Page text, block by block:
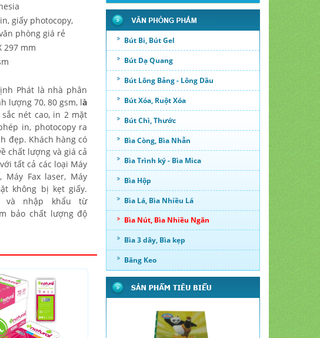
giấy photocopy,
phòng giá rẻ
297 mm
Phát là nhà phân
lượng 70, 80 gsm, là
nét cao, in 2 mặt
in, photocopy ra
đẹp. Khách hàng có
chất lượng và giá cả
tất cả các loại Máy
Fax laser, Máy
không bị kẹt giấy.
và nhập khẩu từ
bảo chất lượng độ
Bút Bi, Bút Gel
Bút Dạ Quang
Bút Lông Bảng - Lông Dầu
Bút Xóa, Ruột Xóa
Bút Chì, Thước
Bìa Còng, Bìa Nhẫn
Bìa Trình ký - Bìa Mica
Bìa Hộp
Bìa Lá, Bìa Nhiều Lá
Bìa Nút, Bìa Nhiều Ngăn
Bìa 3 dây, Bìa kẹp
Băng Keo